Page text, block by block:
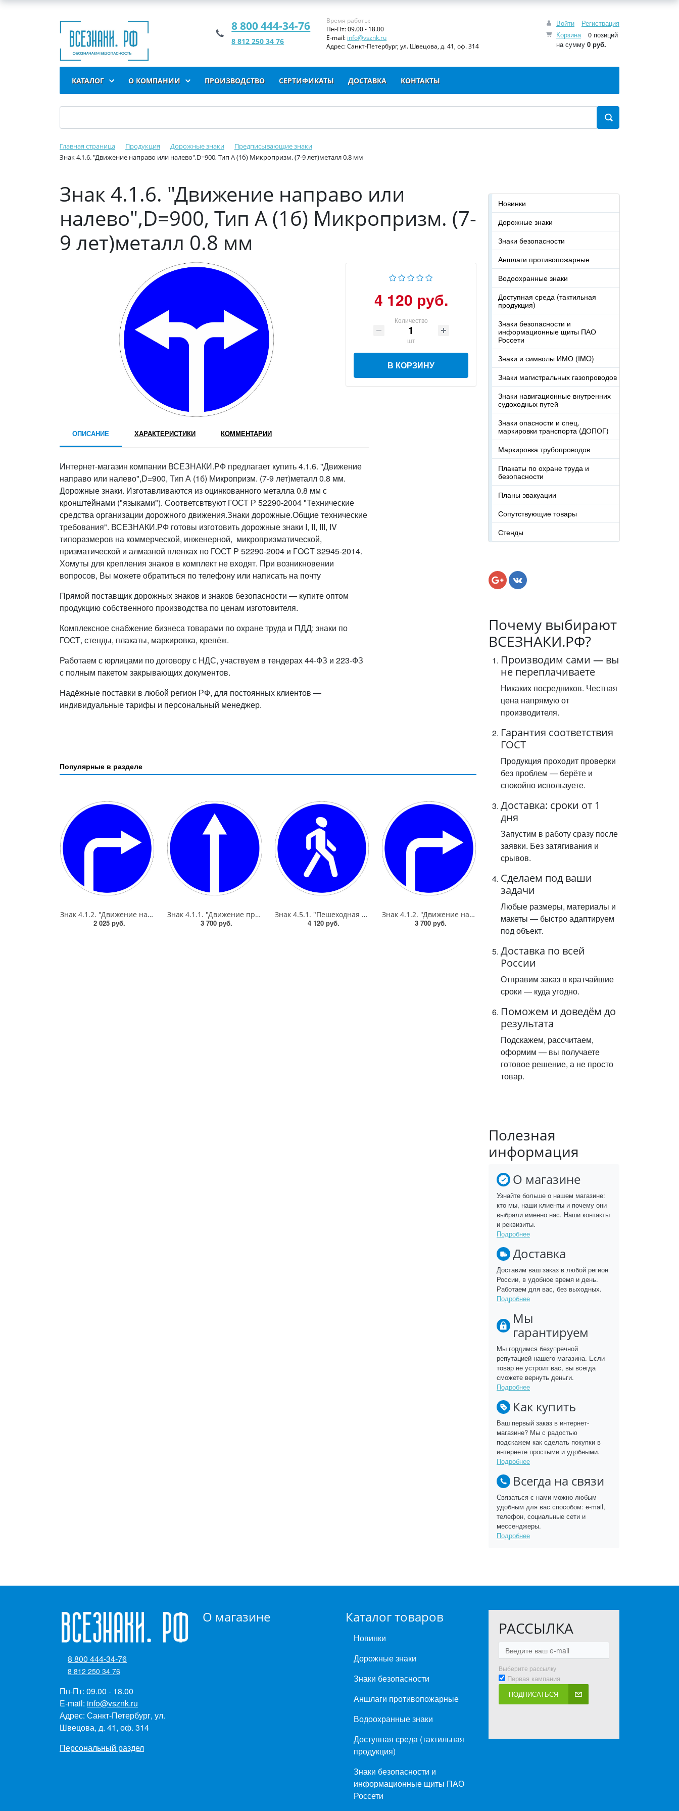
Войти
Регистрация
Корзина
0 позиций
на сумму 0 руб.
8 800 444-34-76
8 812 250 34 76
Время работы:
Пн-Пт: 09.00 - 18.00
E-mail: info@vsznk.ru
Адрес: Санкт-Петербург, ул. Швецова, д. 41, оф. 314
КАТАЛОГ О КОМПАНИИ ПРОИЗВОДСТВО СЕРТИФИКАТЫ ДОСТАВКА КОНТАКТЫ
Главная страница Продукция Дорожные знаки
Предписывающие знаки
Знак 4.1.6. "Движение направо или налево",D=900, Тип А (1б) Микропризм. (7-9 лет)металл 0.8 мм
Знак 4.1.6. "Движение направо или
налево",D=900, Тип А (1б) Микропризм. (7-
9 лет)металл 0.8 мм
4 120 руб.
Количество
шт
В КОРЗИНУ
ОПИСАНИЕ ХАРАКТЕРИСТИКИ КОММЕНТАРИИ
Интернет-магазин компании ВСЕЗНАКИ.РФ предлагает купить 4.1.6. "Движение
направо или налево",D=900, Тип А (1б) Микропризм. (7-9 лет)металл 0.8 мм.
Дорожные знаки. Изготавливаются из оцинкованного металла 0.8 мм с
кронштейнами ("языками"). Соответсвтвуют ГОСТ Р 52290-2004 "Технические
средства организации дорожного движения.Знаки дорожные.Общие технические
требования". ВСЕЗНАКИ.РФ готовы изготовить дорожные знаки I, II, III, IV
типоразмеров на коммерческой, инженерной, микропризматической,
призматической и алмазной пленках по ГОСТ Р 52290-2004 и ГOCT 32945-2014.
Хомуты для крепления знаков в комплект не входят. При возникновении
вопросов, Вы можете обратиться по телефону или написать на почту
Прямой поставщик дорожных знаков и знаков безопасности — купите оптом
продукцию собственного производства по ценам изготовителя.
Комплексное снабжение бизнеса товарами по охране труда и ПДД: знаки по
ГОСТ, стенды, плакаты, маркировка, крепёж.
Работаем с юрлицами по договору с НДС, участвуем в тендерах 44-ФЗ и 223-ФЗ
с полным пакетом закрывающих документов.
Надёжные поставки в любой регион РФ, для постоянных клиентов —
индивидуальные тарифы и персональный менеджер.
Популярные в разделе
Знак 4.1.2. "Движение направо",D=700, Тип А Коммерческая (3 года),металл 0.8 мм
2 025 руб.
Знак 4.1.1. "Движение прямо",D=900, Тип А Коммерческая (3 года),металл 0.8 мм
3 700 руб.
Знак 4.5.1. "Пешеходная дорожка",D=900, Тип А (1б) Микропризм. (7-9 лет)металл 0.8 мм
4 120 руб.
Знак 4.1.2. "Движение направо",D=900, Тип А Коммерческая (3 года),металл 0.8 мм
3 700 руб.
Новинки
Дорожные знаки
Знаки безопасности
Аншлаги противопожарные
Водоохранные знаки
Доступная среда (тактильная
продукция)
Знаки безопасности и
информационные щиты ПАО
Россети
Знаки и символы ИМО (IMO)
Знаки магистральных газопроводов
Знаки навигационные внутренних
судоходных путей
Знаки опасности и спец.
маркировки транспорта (ДОПОГ)
Маркировка трубопроводов
Плакаты по охране труда и
безопасности
Планы эвакуации
Сопутствующие товары
Стенды
Почему выбирают
ВСЕЗНАКИ.РФ?
Производим сами — вы
не переплачиваете
Никаких посредников. Честная
цена напрямую от
производителя.
Гарантия соответствия
ГОСТ
Продукция проходит проверки
без проблем — берёте и
спокойно используете.
Доставка: сроки от 1
дня
Запустим в работу сразу после
заявки. Без затягивания и
срывов.
Сделаем под ваши
задачи
Любые размеры, материалы и
макеты — быстро адаптируем
под объект.
Доставка по всей
России
Отправим заказ в кратчайшие
сроки — куда угодно.
Поможем и доведём до
результата
Подскажем, рассчитаем,
оформим — вы получаете
готовое решение, а не просто
товар.
Полезная
информация
О магазине
Узнайте больше о нашем магазине:
кто мы, наши клиенты и почему они
выбрали именно нас. Наши контакты
и реквизиты.
Подробнее
Доставка
Доставим ваш заказ в любой регион
России, в удобное время и день.
Работаем для вас, без выходных.
Подробнее
Мы
гарантируем
Мы гордимся безупречной
репутацией нашего магазина. Если
товар не устроит вас, вы всегда
сможете вернуть деньги.
Подробнее
Как купить
Ваш первый заказ в интернет-
магазине? Мы с радостью
подскажем как сделать покупки в
интернете простыми и удобными.
Подробнее
Всегда на связи
Связаться с нами можно любым
удобным для вас способом: e-mail,
телефон, социальные сети и
мессенджеры.
Подробнее
О магазине Каталог товаров
Новинки
Дорожные знаки
Знаки безопасности
Аншлаги противопожарные
Водоохранные знаки
Доступная среда (тактильная
продукция)
Знаки безопасности и
информационные щиты ПАО
Россети
РАССЫЛКА
Выберите рассылку
Первая кампания
ПОДПИСАТЬСЯ
8 800 444-34-76
8 812 250 34 76
Пн-Пт: 09.00 - 18.00
E-mail: info@vsznk.ru
Адрес: Санкт-Петербург, ул.
Швецова, д. 41, оф. 314
Персональный раздел